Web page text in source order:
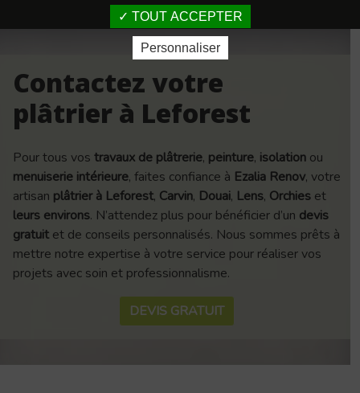
Contactez votre
plâtrier à Leforest
Pour tous vos travaux de plâtrerie, peinture, isolation ou
menuiserie intérieure, faites confiance à Ezalia Renov, votre
artisan plâtrier à Leforest, Carvin, Douai, Lens, Orchies et
leurs environs. N’attendez plus pour bénéficier d’un devis
gratuit et de conseils personnalisés. Nous sommes prêts à
mettre notre expertise à votre service pour réaliser vos
projets avec soin et professionnalisme.
DEVIS GRATUIT
TOUT ACCEPTER
Personnaliser